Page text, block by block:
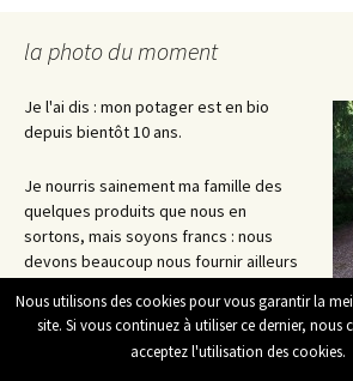
la photo du moment
Je l'ai dis : mon potager est en bio
depuis bientôt 10 ans.
Je nourris sainement ma famille des
quelques produits que nous en
sortons, mais soyons francs : nous
devons beaucoup nous fournir ailleurs
suis pas maraîcher ; je ne suis pas en
faire plus pour le moment.
Nous utilisons des cookies pour vous garantir la
site. Si vous continuez à utiliser ce dernier, nous
acceptez l'utilisation des cookies.